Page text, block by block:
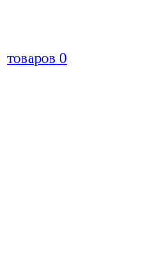
товаров 0